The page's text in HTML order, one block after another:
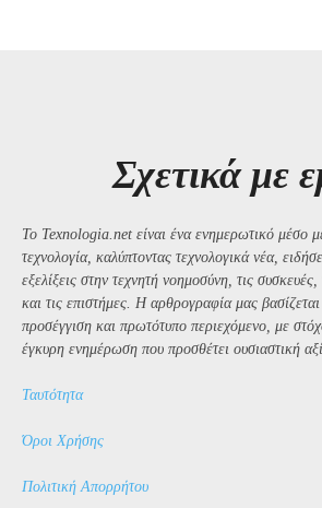
Σχετικά με
Το Texnologia.net είναι ένα ενημερωτικό μέσο
τεχνολογία, καλύπτοντας τεχνολογικά νέα,
εξελίξεις στην τεχνητή νοημοσύνη, τις
και τις επιστήμες. Η αρθρογραφία μας
προσέγγιση και πρωτότυπο περιεχόμενο, με
έγκυρη ενημέρωση που προσθέτει ουσιαστική
Ταυτότητα
Όροι Χρήσης
Πολιτική Απορρήτου